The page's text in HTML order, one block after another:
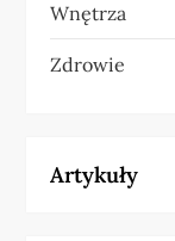
Wnętrza
Zdrowie
Artykuły